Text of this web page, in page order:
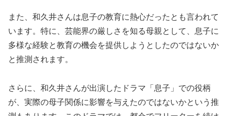
また、和久井さんは息子の教育に熱心だったとも言われて
います。特に、芸能界の厳しさを知る母親として、息子に
多様な経験と教育の機会を提供しようとしたのではないか
と推測されます。
さらに、和久井さんが出演したドラマ「息子」での役柄
が、実際の母子関係に影響を与えたのではないかという推